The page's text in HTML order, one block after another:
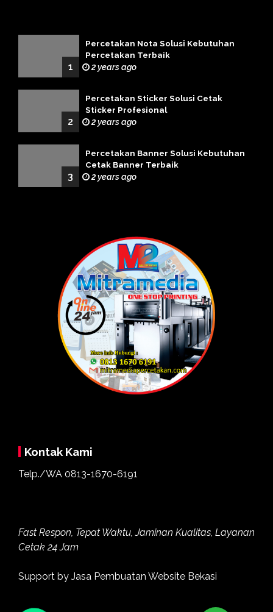
1
Percetakan Nota Solusi Kebutuhan
Percetakan Terbaik
2 years ago
2
Percetakan Sticker Solusi Cetak
Sticker Profesional
2 years ago
3
Percetakan Banner Solusi Kebutuhan
Cetak Banner Terbaik
2 years ago
Kontak Kami
Telp./WA 0813-1670-6191
Fast Respon, Tepat Waktu, Jaminan Kualitas, Layanan
Cetak 24 Jam
Support by Jasa Pembuatan Website Bekasi